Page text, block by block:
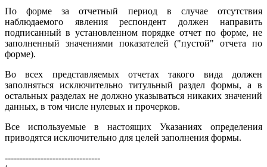
По форме за отчетный период в случае отсутствия
наблюдаемого явления респондент должен направить
подписанный в установленном порядке отчет по форме, не
заполненный значениями показателей ("пустой" отчета по
форме).
Во всех представляемых отчетах такого вида должен
заполняться исключительно титульный раздел формы, а в
остальных разделах не должно указываться никаких значений
данных, в том числе нулевых и прочерков.
Все используемые в настоящих Указаниях определения
приводятся исключительно для целей заполнения формы.
--------------------------------